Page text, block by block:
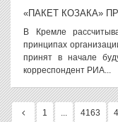
«ПАКЕТ КОЗАКА»
В Кремле
принципах
принят в начале
корреспондент РИА...
1 ... 4163